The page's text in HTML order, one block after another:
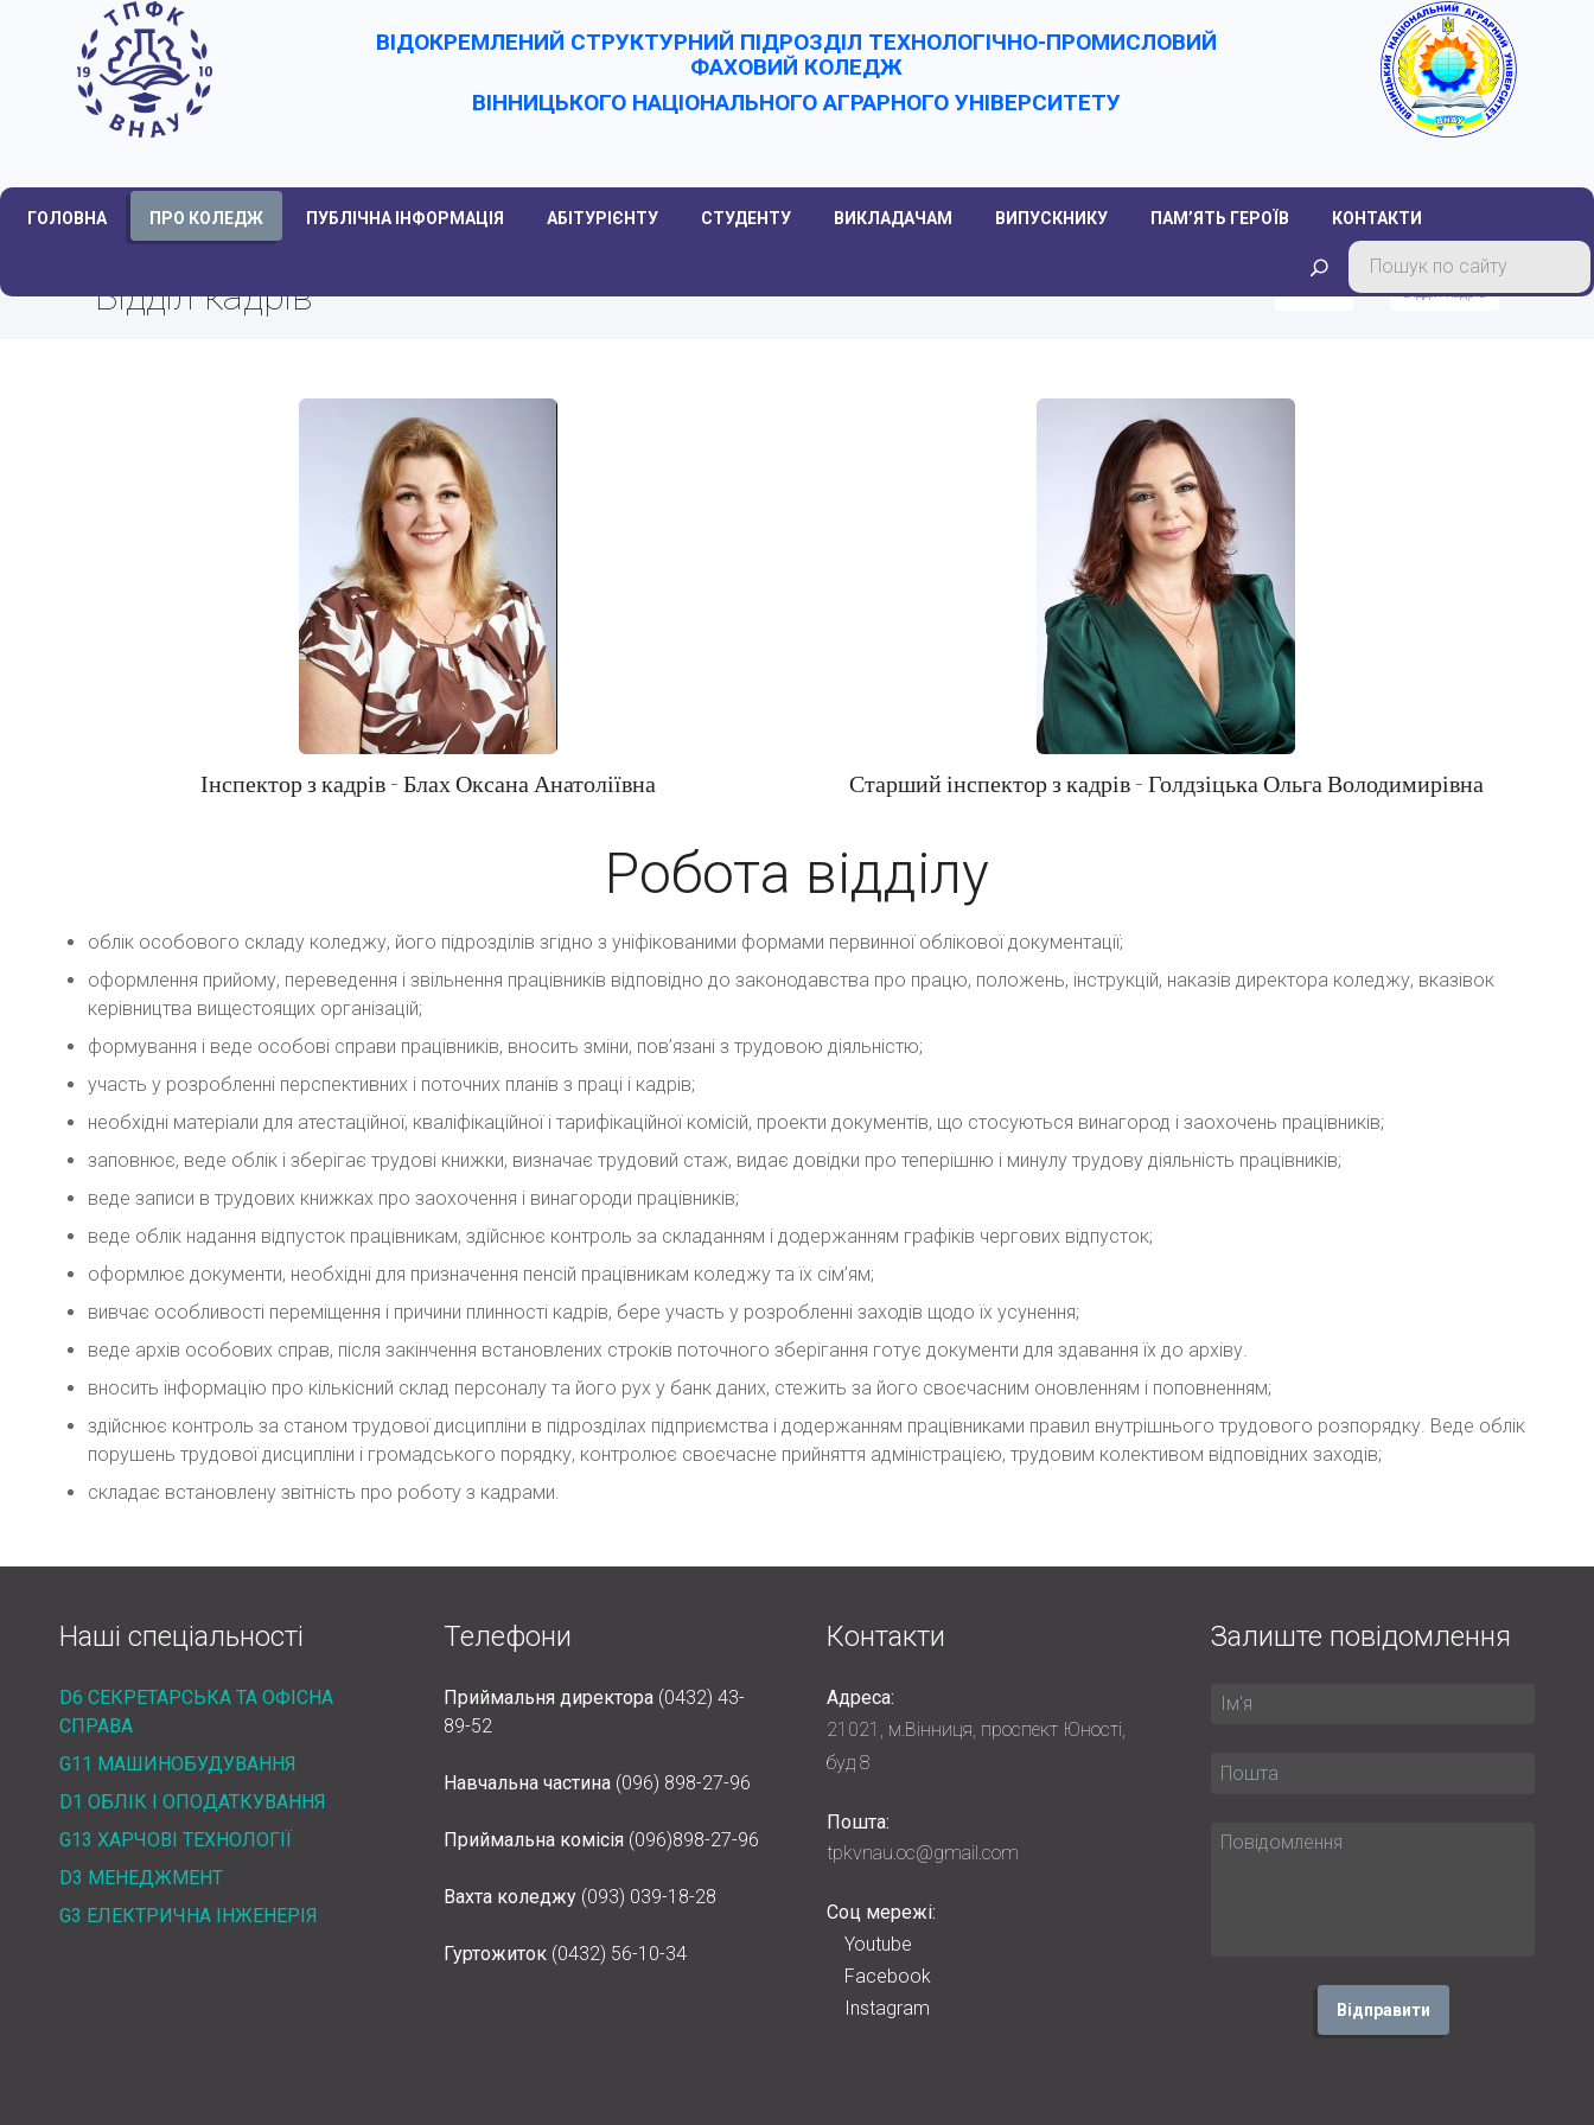
ВІДОКРЕМЛЕНИЙ СТРУКТУРНИЙ ПІДРОЗДІЛ ТЕХНОЛОГІЧНО-ПРОМИСЛОВИЙ
ФАХОВИЙ КОЛЕДЖ
ВІННИЦЬКОГО НАЦІОНАЛЬНОГО АГРАРНОГО УНІВЕРCИТЕТУ
ГОЛОВНА ПРО КОЛЕДЖ ПУБЛІЧНА ІНФОРМАЦІЯ АБІТУРІЄНТУ СТУДЕНТУ ВИКЛАДАЧАМ ВИПУСКНИКУ ПАМ’ЯТЬ ГЕРОЇВ КОНТАКТИ
Головна Відділ кадрів
Відділ кадрів
Інспектор з кадрів - Блах Оксана Анатоліївна Старший інспектор з кадрів - Голдзіцька Ольга Володимирівна
Робота відділу
облік особового складу коледжу, його підрозділів згідно з уніфікованими формами первинної облікової документації;
оформлення прийому, переведення і звільнення працівників відповідно до законодавства про працю, положень, інструкцій, наказів директора коледжу, вказівок
керівництва вищестоящих організацій;
формування і веде особові справи працівників, вносить зміни, пов’язані з трудовою діяльністю;
участь у розробленні перспективних і поточних планів з праці і кадрів;
необхідні матеріали для атестаційної, кваліфікаційної і тарифікаційної комісій, проекти документів, що стосуються винагород і заохочень працівників;
заповнює, веде облік і зберігає трудові книжки, визначає трудовий стаж, видає довідки про теперішню і минулу трудову діяльність працівників;
веде записи в трудових книжках про заохочення і винагороди працівників;
веде облік надання відпусток працівникам, здійснює контроль за складанням і додержанням графіків чергових відпусток;
оформлює документи, необхідні для призначення пенсій працівникам коледжу та їх сім’ям;
вивчає особливості переміщення і причини плинності кадрів, бере участь у розробленні заходів щодо їх усунення;
веде архів особових справ, після закінчення встановлених строків поточного зберігання готує документи для здавання їх до архіву.
вносить інформацію про кількісний склад персоналу та його рух у банк даних, стежить за його своєчасним оновленням і поповненням;
здійснює контроль за станом трудової дисципліни в підрозділах підприємства і додержанням працівниками правил внутрішнього трудового розпорядку. Веде облік
порушень трудової дисципліни і громадського порядку, контролює своєчасне прийняття адміністрацією, трудовим колективом відповідних заходів;
складає встановлену звітність про роботу з кадрами.
Наші спеціальності
D6 СЕКРЕТАРСЬКА ТА ОФІСНА
СПРАВА
G11 МАШИНОБУДУВАННЯ
D1 ОБЛІК І ОПОДАТКУВАННЯ
G13 ХАРЧОВІ ТЕХНОЛОГІЇ
D3 МЕНЕДЖМЕНТ
G3 ЕЛЕКТРИЧНА ІНЖЕНЕРІЯ
Телефони
Приймальня директора(0432) 43-
89-52
Навчальна частина(096) 898-27-96
Приймальна комісія (096)898-27-96
Вахта коледжу(093) 039-18-28
Гуртожиток(0432) 56-10-34
Контакти
Адреса:
21021, м.Вінниця, проспект Юності,
буд 8
Пошта:
tpkvnau.oc@gmail.com
Соц мережі:
Youtube
Facebook
Instagram
Залиште повідомлення